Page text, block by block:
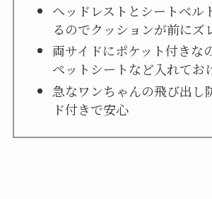
ヘッドレストとシートベル
るのでクッションが前にズ
両サイドにポケット付きな
ペットシートなど入れてお
急なワンちゃんの飛び出し
ド付きで安心